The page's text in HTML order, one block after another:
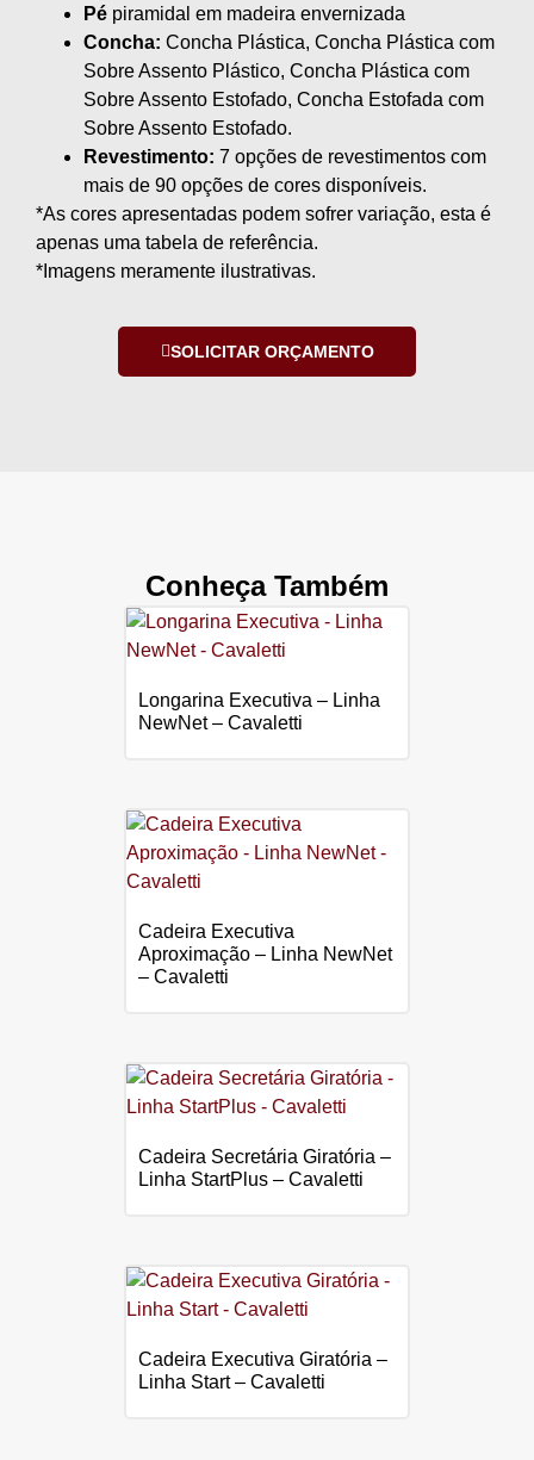
Pé piramidal em madeira envernizada
Concha: Concha Plástica, Concha Plástica com
Sobre Assento Plástico, Concha Plástica com
Sobre Assento Estofado, Concha Estofada com
Sobre Assento Estofado.
Revestimento: 7 opções de revestimentos com
mais de 90 opções de cores disponíveis.
*As cores apresentadas podem sofrer variação, esta é
apenas uma tabela de referência.
*Imagens meramente ilustrativas.
SOLICITAR ORÇAMENTO
Conheça Também
Longarina Executiva – Linha
NewNet – Cavaletti
Cadeira Executiva
Aproximação – Linha NewNet
– Cavaletti
Cadeira Secretária Giratória –
Linha StartPlus – Cavaletti
Cadeira Executiva Giratória –
Linha Start – Cavaletti